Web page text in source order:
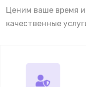
Ценим ваше время и
качественные